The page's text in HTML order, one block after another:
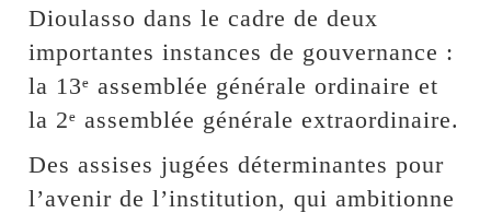
Dioulasso dans le cadre de deux
importantes instances de gouvernance :
la 13ᵉ assemblée générale ordinaire et
la 2ᵉ assemblée générale extraordinaire.
Des assises jugées déterminantes pour
l’avenir de l’institution, qui ambitionne